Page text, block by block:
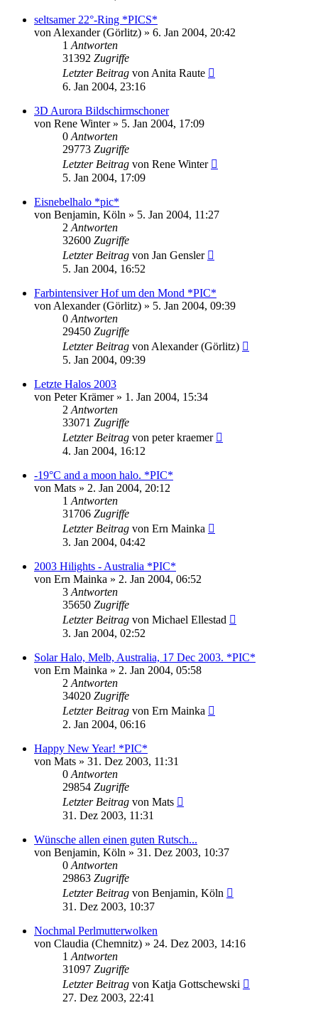
seltsamer 22°-Ring *PICS*
von Alexander (Görlitz) » 6. Jan 2004, 20:42
1 Antworten
31392 Zugriffe
Letzter Beitrag von Anita Raute
6. Jan 2004, 23:16
3D Aurora Bildschirmschoner
von Rene Winter» 5. Jan 2004, 17:09
0 Antworten
29773 Zugriffe
Letzter Beitrag von Rene Winter
5. Jan 2004, 17:09
Eisnebelhalo *pic*
von Benjamin, Köln » 5. Jan 2004, 11:27
2 Antworten
32600 Zugriffe
Letzter Beitrag von Jan Gensler
5. Jan 2004, 16:52
Farbintensiver Hof um den Mond *PIC*
von Alexander (Görlitz) » 5. Jan 2004, 09:39
0 Antworten
29450 Zugriffe
Letzter Beitrag von Alexander (Görlitz)
5. Jan 2004, 09:39
Letzte Halos 2003
von Peter Krämer» 1. Jan 2004, 15:34
2 Antworten
33071 Zugriffe
Letzter Beitrag von peter kraemer
4. Jan 2004, 16:12
-19°C and a moon halo. *PIC*
von Mats » 2. Jan 2004, 20:12
1 Antworten
31706 Zugriffe
Letzter Beitrag von Ern Mainka
3. Jan 2004, 04:42
2003 Hilights - Australia *PIC*
von Ern Mainka » 2. Jan 2004, 06:52
3 Antworten
35650 Zugriffe
Letzter Beitrag von Michael Ellestad
3. Jan 2004, 02:52
Solar Halo, Melb, Australia, 17 Dec 2003. *PIC*
von Ern Mainka » 2. Jan 2004, 05:58
2 Antworten
34020 Zugriffe
Letzter Beitrag von Ern Mainka
2. Jan 2004, 06:16
Happy New Year! *PIC*
von Mats » 31. Dez 2003, 11:31
0 Antworten
29854 Zugriffe
Letzter Beitrag von Mats
31. Dez 2003, 11:31
Wünsche allen einen guten Rutsch...
von Benjamin, Köln » 31. Dez 2003, 10:37
0 Antworten
29863 Zugriffe
Letzter Beitrag von Benjamin, Köln
31. Dez 2003, 10:37
Nochmal Perlmutterwolken
von Claudia (Chemnitz) » 24. Dez 2003, 14:16
1 Antworten
31097 Zugriffe
Letzter Beitrag von Katja Gottschewski
27. Dez 2003, 22:41